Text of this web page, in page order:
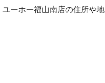
ユーホー福山南店の住所や地